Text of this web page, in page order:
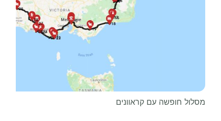
מסלול חופשה עם קראוונים